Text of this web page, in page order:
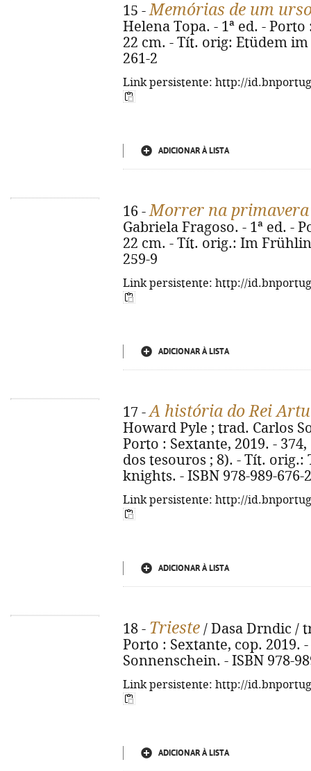
15 -Memórias de um
Helena Topa. - 1ª ed. -
22 cm. - Tít. orig: Etüdem im
261-2
Link persistente: http://
ADICIONAR À LISTA
16 -Morrer na primavera
Gabriela Fragoso. - 1ª ed. -
22 cm. - Tít. orig.: Im
259-9
Link persistente: http://
ADICIONAR À LISTA
17 -A história do Rei
Howard Pyle ; trad. Carlos
Porto : Sextante, 2019. -
dos tesouros ; 8). - Tít.
knights. - ISBN 978-989-676-
Link persistente: http://
ADICIONAR À LISTA
18 - Trieste / Dasa Drndic /
Porto : Sextante, cop. 2019.
Sonnenschein. - ISBN 978-
Link persistente: http://
ADICIONAR À LISTA